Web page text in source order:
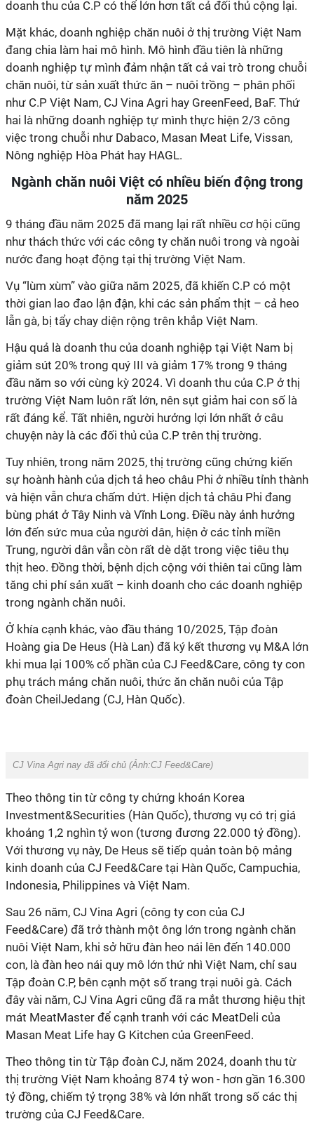
doanh thu của C.P có thể lớn hơn tất cả đối thủ cộng lại.
Mặt khác, doanh nghiệp chăn nuôi ở thị trường Việt Nam
đang chia làm hai mô hình. Mô hình đầu tiên là những
doanh nghiệp tự mình đảm nhận tất cả vai trò trong chuỗi
chăn nuôi, từ sản xuất thức ăn – nuôi trồng – phân phối
như C.P Việt Nam, CJ Vina Agri hay GreenFeed, BaF. Thứ
hai là những doanh nghiệp tự mình thực hiện 2/3 công
việc trong chuỗi như Dabaco, Masan Meat Life, Vissan,
Nông nghiệp Hòa Phát hay HAGL.
Ngành chăn nuôi Việt có nhiều biến động trong
năm 2025
9 tháng đầu năm 2025 đã mang lại rất nhiều cơ hội cũng
như thách thức với các công ty chăn nuôi trong và ngoài
nước đang hoạt động tại thị trường Việt Nam.
Vụ “lùm xùm” vào giữa năm 2025, đã khiến C.P có một
thời gian lao đao lận đận, khi các sản phẩm thịt – cả heo
lẫn gà, bị tẩy chay diện rộng trên khắp Việt Nam.
Hậu quả là doanh thu của doanh nghiệp tại Việt Nam bị
giảm sút 20% trong quý III và giảm 17% trong 9 tháng
đầu năm so với cùng kỳ 2024. Vì doanh thu của C.P ở thị
trường Việt Nam luôn rất lớn, nên sụt giảm hai con số là
rất đáng kể. Tất nhiên, người hưởng lợi lớn nhất ở câu
chuyện này là các đối thủ của C.P trên thị trường.
Tuy nhiên, trong năm 2025, thị trường cũng chứng kiến
sự hoành hành của dịch tả heo châu Phi ở nhiều tỉnh thành
và hiện vẫn chưa chấm dứt. Hiện dịch tả châu Phi đang
bùng phát ở Tây Ninh và Vĩnh Long. Điều này ảnh hưởng
lớn đến sức mua của người dân, hiện ở các tỉnh miền
Trung, người dân vẫn còn rất dè dặt trong việc tiêu thụ
thịt heo. Đồng thời, bệnh dịch cộng với thiên tai cũng làm
tăng chi phí sản xuất – kinh doanh cho các doanh nghiệp
trong ngành chăn nuôi.
Ở khía cạnh khác, vào đầu tháng 10/2025, Tập đoàn
Hoàng gia De Heus (Hà Lan) đã ký kết thương vụ M&A lớn
khi mua lại 100% cổ phần của CJ Feed&Care, công ty con
phụ trách mảng chăn nuôi, thức ăn chăn nuôi của Tập
đoàn CheilJedang (CJ, Hàn Quốc).
CJ Vina Agri nay đã đổi chủ (Ảnh:CJ Feed&Care)
Theo thông tin từ công ty chứng khoán Korea
Investment&Securities (Hàn Quốc), thương vụ có trị giá
khoảng 1,2 nghìn tỷ won (tương đương 22.000 tỷ đồng).
Với thương vụ này, De Heus sẽ tiếp quản toàn bộ mảng
kinh doanh của CJ Feed&Care tại Hàn Quốc, Campuchia,
Indonesia, Philippines và Việt Nam.
Sau 26 năm, CJ Vina Agri (công ty con của CJ
Feed&Care) đã trở thành một ông lớn trong ngành chăn
nuôi Việt Nam, khi sở hữu đàn heo nái lên đến 140.000
con, là đàn heo nái quy mô lớn thứ nhì Việt Nam, chỉ sau
Tập đoàn C.P, bên cạnh một số trang trại nuôi gà. Cách
đây vài năm, CJ Vina Agri cũng đã ra mắt thương hiệu thịt
mát MeatMaster để cạnh tranh với các MeatDeli của
Masan Meat Life hay G Kitchen của GreenFeed.
Theo thông tin từ Tập đoàn CJ, năm 2024, doanh thu từ
thị trường Việt Nam khoảng 874 tỷ won - hơn gần 16.300
tỷ đồng, chiếm tỷ trọng 38% và lớn nhất trong số các thị
trường của CJ Feed&Care.